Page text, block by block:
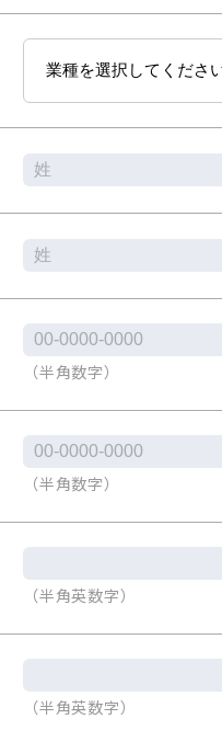
（半角数字）
（半角数字）
（半角英数字）
（半角英数字）